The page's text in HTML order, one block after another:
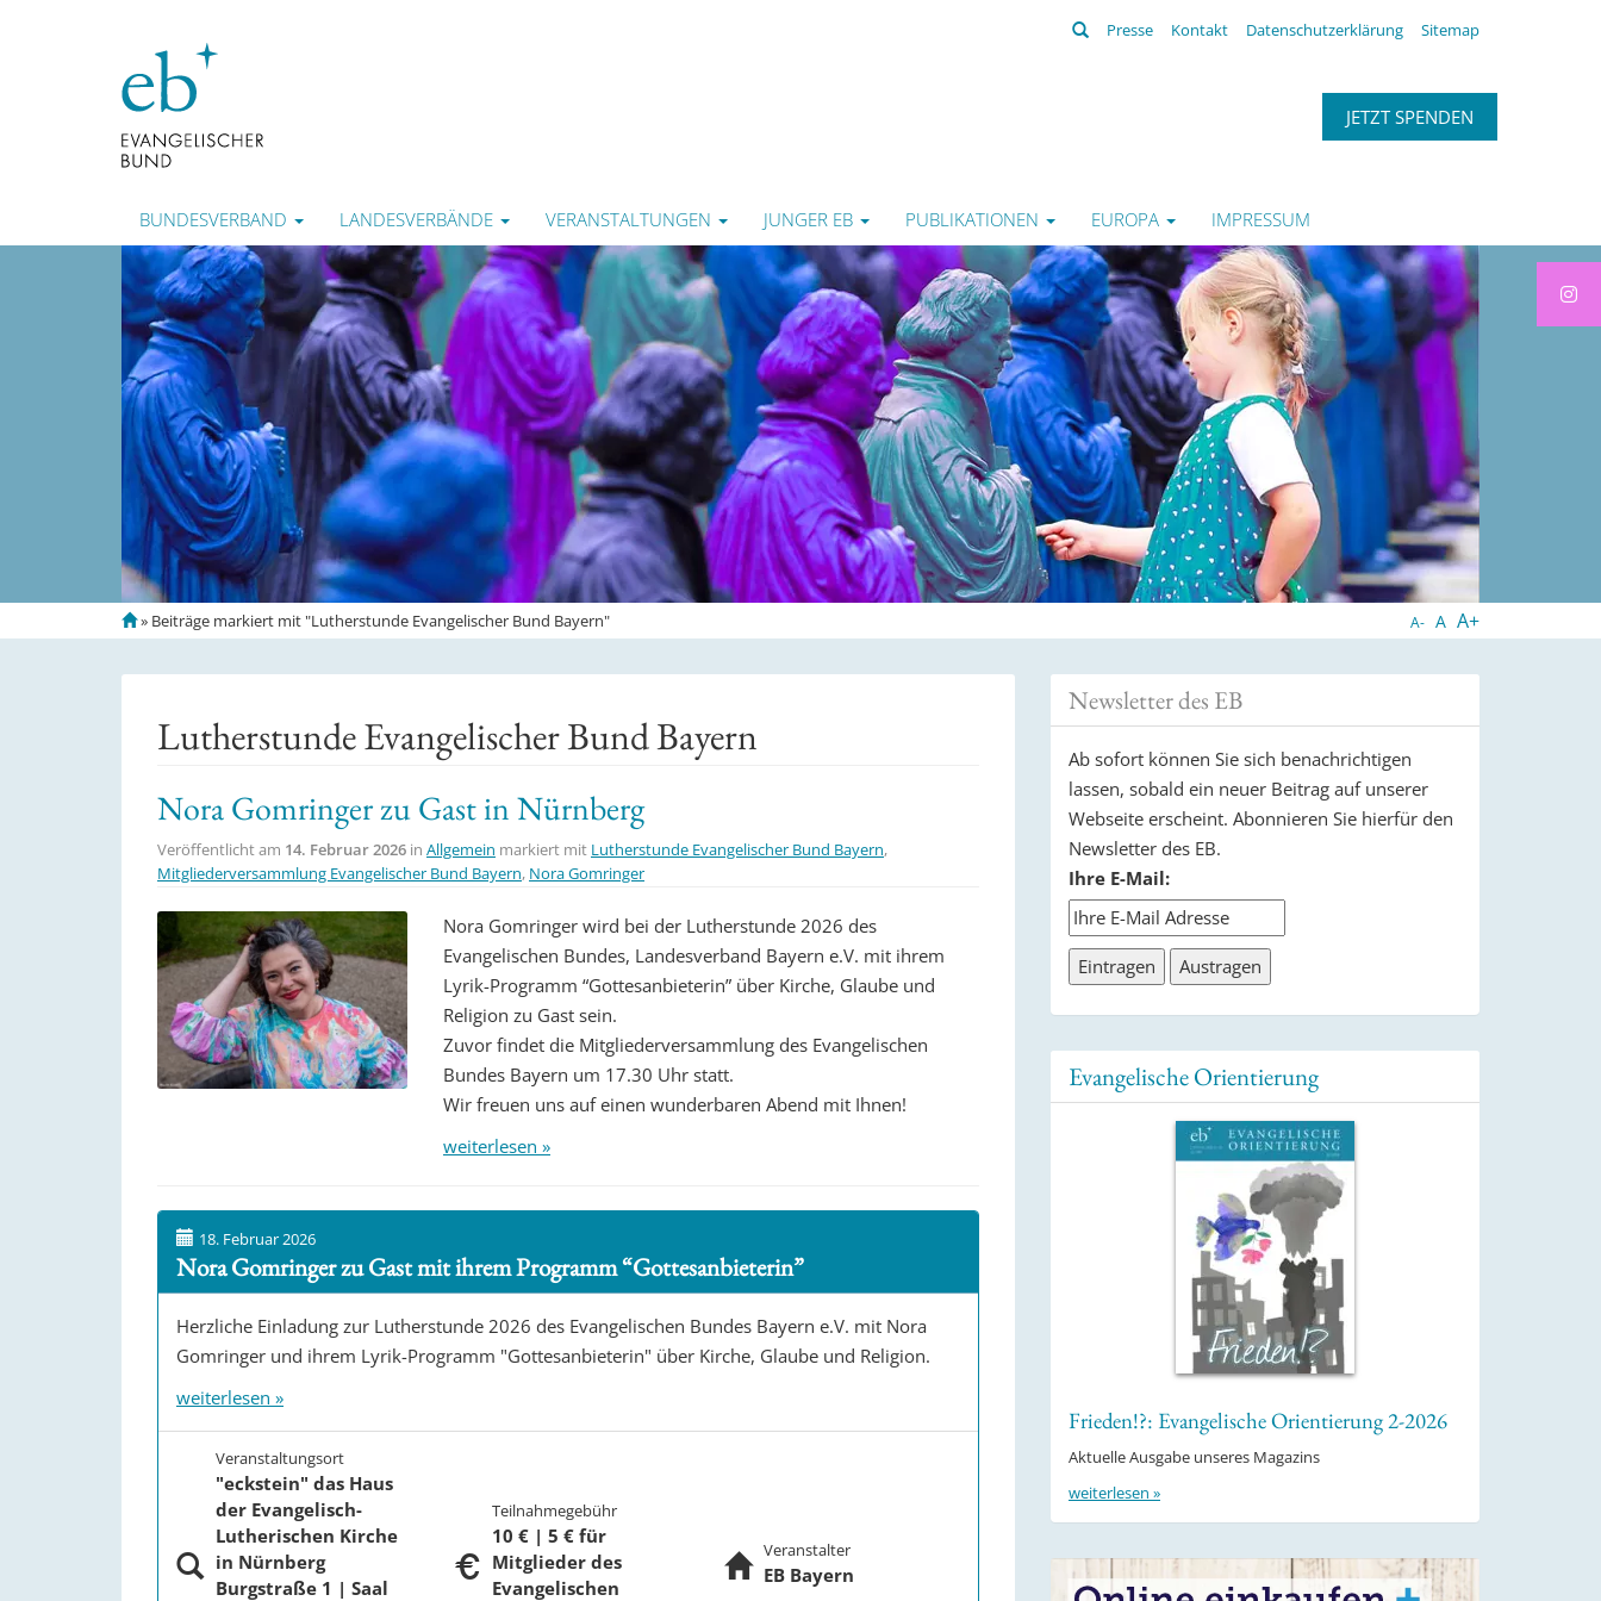
Suchen
Presse Kontakt Datenschutzerklärung Sitemap
JETZT SPENDEN
BUNDESVERBAND LANDESVERBÄNDE VERANSTALTUNGEN JUNGER EB PUBLIKATIONEN EUROPA IMPRESSUM
S
t
» Beiträge markiert mit "Lutherstunde Evangelischer Bund Bayern" A- A A+
Lutherstunde Evangelischer Bund Bayern
Nora Gomringer zu Gast in Nürnberg
Veröffentlicht am 14. Februar 2026 in Allgemein markiert mit Lutherstunde Evangelischer Bund Bayern,
Mitgliederversammlung Evangelischer Bund Bayern, Nora Gomringer
Nora Gomringer wird bei der Lutherstunde 2026 des
Evangelischen Bundes, Landesverband Bayern e.V. mit ihrem
Lyrik-Programm “Gottesanbieterin” über Kirche, Glaube und
Religion zu Gast sein.
Zuvor findet die Mitgliederversammlung des Evangelischen
Bundes Bayern um 17.30 Uhr statt.
Wir freuen uns auf einen wunderbaren Abend mit Ihnen!
weiterlesen »
18. Februar 2026
Nora Gomringer zu Gast mit ihrem Programm “Gottesanbieterin”
Herzliche Einladung zur Lutherstunde 2026 des Evangelischen Bundes Bayern e.V. mit Nora
Gomringer und ihrem Lyrik-Programm "Gottesanbieterin" über Kirche, Glaube und Religion.
weiterlesen »
Veranstaltungsort
"eckstein" das Haus
der Evangelisch-
Lutherischen Kirche
in Nürnberg
Burgstraße 1 | Saal
Teilnahmegebühr
10 € | 5 € für
Mitglieder des
Evangelischen
Veranstalter
EB Bayern
Newsletter des EB
Ab sofort können Sie sich benachrichtigen
lassen, sobald ein neuer Beitrag auf unserer
Webseite erscheint. Abonnieren Sie hierfür den
Newsletter des EB.
Ihre E-Mail:
Evangelische Orientierung
Frieden!?: Evangelische Orientierung 2-2026
Aktuelle Ausgabe unseres Magazins
weiterlesen »